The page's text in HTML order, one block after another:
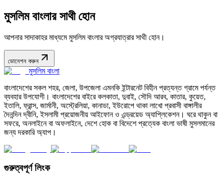
মুসলিম বাংলার সাথী হোন
আপনার সাদাকাহর মাধ্যমে মুসলিম বাংলার অগ্রযাত্রার সাথী হোন।
ডোনেশন করুন
মুসলিম বাংলা
বাংলাদেশের সকল শহর, জেলা, উপজেলা এমনকি ইন্টারনেট বিহীন প্রত্যন্ত গ্রামে পর্যন্ত
ব্যবহার উপযোগী। বাংলাদেশের বাইরে কলকাতা, দুবাই, সৌদি আরব, কাতার, কুয়েত,
ইতালি, ফ্রান্স, জার্মানী, অস্ট্রেলিয়া, কানাডা, ইউরোপে থাকা লাখো প্রবাসী বাঙ্গালীর
দৈনন্দিন দ্বীনি, ইসলামী প্রয়োজনীয় আইফোন ও এন্ড্রয়েড অ্যাপ্লিকেশন। ঘরে থাকুন বা
সফরে, অনলাইনে বা অফলাইনে, দেশে হোক বা বিদেশে প্রত্যেক বাংলা ভাষী মুসলমানের
জন্য দরকারি অ্যাপ।
গুরুত্বপূর্ণ লিংক